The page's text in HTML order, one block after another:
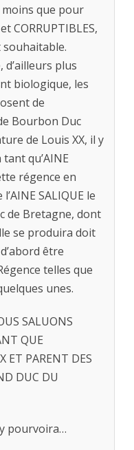
moins que pour
CORRUPTIBLES,
d’ailleurs plus
biologique, les
de
Bourbon Duc
de Louis XX, il y
qu’AINE
régence en
SALIQUE le
de Bretagne, dont
se produira doit
être
telles que
unes.
SALUONS
QUE
ET PARENT DES
DUC DU
pourvoira…